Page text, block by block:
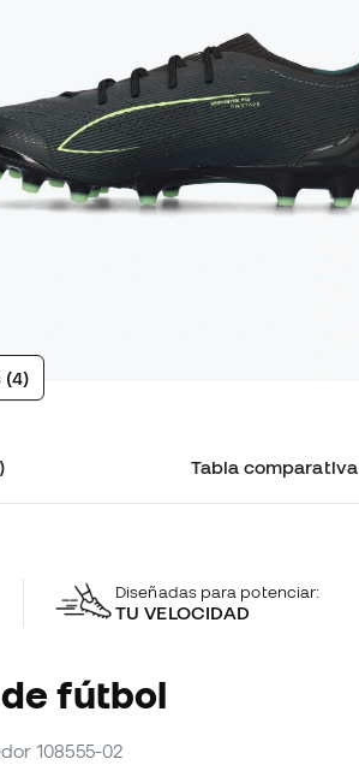
(4)
Tabla comparativa
Diseñadas para potenciar:
TU VELOCIDAD
fútbol
108555-02